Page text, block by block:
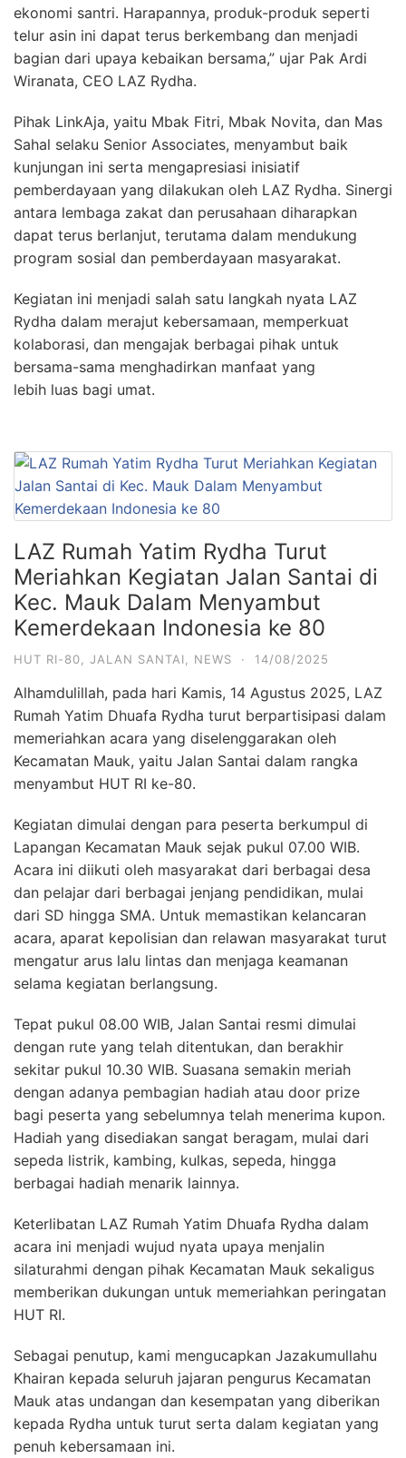
ekonomi santri. Harapannya, produk-produk seperti
telur asin ini dapat terus berkembang dan menjadi
bagian dari upaya kebaikan bersama,” ujar Pak Ardi
Wiranata, CEO LAZ Rydha.
Pihak LinkAja, yaitu Mbak Fitri, Mbak Novita, dan Mas
Sahal selaku Senior Associates, menyambut baik
kunjungan ini serta mengapresiasi inisiatif
pemberdayaan yang dilakukan oleh LAZ Rydha. Sinergi
antara lembaga zakat dan perusahaan diharapkan
dapat terus berlanjut, terutama dalam mendukung
program sosial dan pemberdayaan masyarakat.
Kegiatan ini menjadi salah satu langkah nyata LAZ
Rydha dalam merajut kebersamaan, memperkuat
kolaborasi, dan mengajak berbagai pihak untuk
bersama-sama menghadirkan manfaat yang
lebih luas bagi umat.
LAZ Rumah Yatim Rydha Turut
Meriahkan Kegiatan Jalan Santai di
Kec. Mauk Dalam Menyambut
Kemerdekaan Indonesia ke 80
HUT RI-80 JALAN SANTAI NEWS · 14/08/2025
Alhamdulillah, pada hari Kamis, 14 Agustus 2025, LAZ
Rumah Yatim Dhuafa Rydha turut berpartisipasi dalam
memeriahkan acara yang diselenggarakan oleh
Kecamatan Mauk, yaitu Jalan Santai dalam rangka
menyambut HUT RI ke-80.
Kegiatan dimulai dengan para peserta berkumpul di
Lapangan Kecamatan Mauk sejak pukul 07.00 WIB.
Acara ini diikuti oleh masyarakat dari berbagai desa
dan pelajar dari berbagai jenjang pendidikan, mulai
dari SD hingga SMA. Untuk memastikan kelancaran
acara, aparat kepolisian dan relawan masyarakat turut
mengatur arus lalu lintas dan menjaga keamanan
selama kegiatan berlangsung.
Tepat pukul 08.00 WIB, Jalan Santai resmi dimulai
dengan rute yang telah ditentukan, dan berakhir
sekitar pukul 10.30 WIB. Suasana semakin meriah
dengan adanya pembagian hadiah atau door prize
bagi peserta yang sebelumnya telah menerima kupon.
Hadiah yang disediakan sangat beragam, mulai dari
sepeda listrik, kambing, kulkas, sepeda, hingga
berbagai hadiah menarik lainnya.
Keterlibatan LAZ Rumah Yatim Dhuafa Rydha dalam
acara ini menjadi wujud nyata upaya menjalin
silaturahmi dengan pihak Kecamatan Mauk sekaligus
memberikan dukungan untuk memeriahkan peringatan
HUT RI.
Sebagai penutup, kami mengucapkan Jazakumullahu
Khairan kepada seluruh jajaran pengurus Kecamatan
Mauk atas undangan dan kesempatan yang diberikan
kepada Rydha untuk turut serta dalam kegiatan yang
penuh kebersamaan ini.